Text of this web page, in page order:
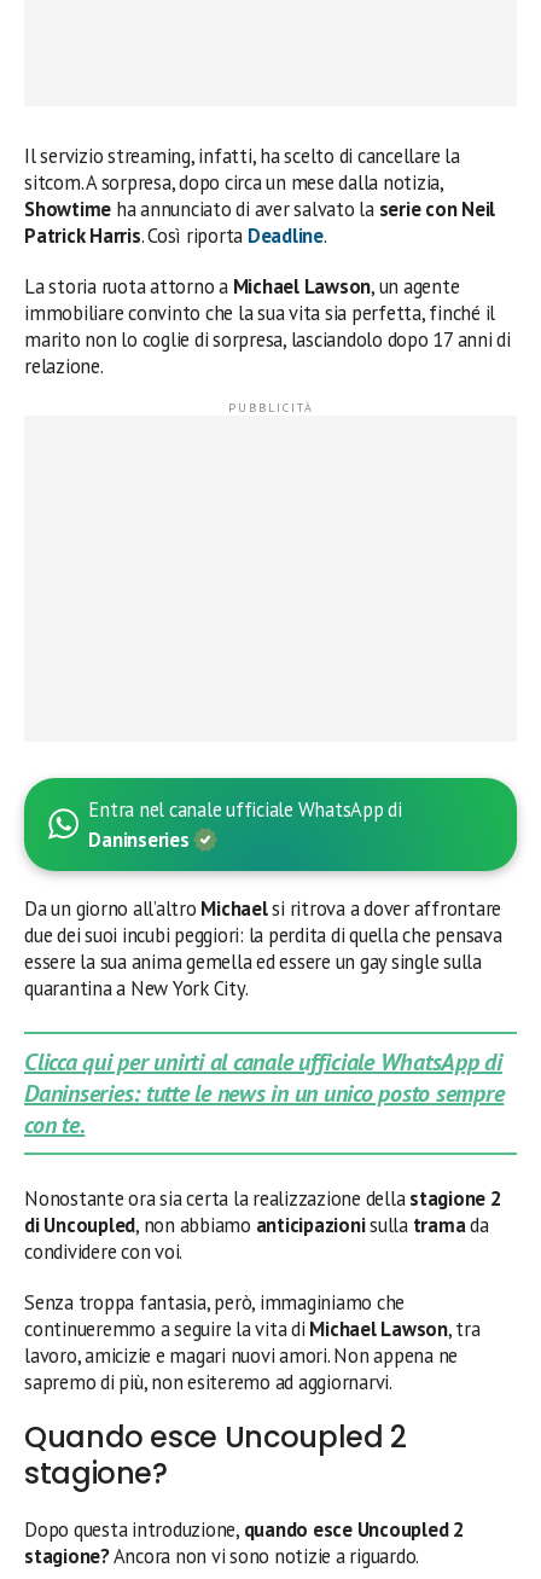
Il servizio streaming, infatti, ha scelto di cancellare la
sitcom. A sorpresa, dopo circa un mese dalla notizia,
Showtime ha annunciato di aver salvato la serie con Neil
Patrick Harris. Così riporta Deadline.
La storia ruota attorno a Michael Lawson, un agente
immobiliare convinto che la sua vita sia perfetta, finché il
marito non lo coglie di sorpresa, lasciandolo dopo 17 anni di
relazione.
Entra nel canale ufficiale WhatsApp di
Daninseries
Da un giorno all’altro Michaelsi ritrova a dover affrontare
due dei suoi incubi peggiori: la perdita di quella che pensava
essere la sua anima gemella ed essere un gay single sulla
quarantina a New York City.
Clicca qui per unirti al canale ufficiale WhatsApp di
Daninseries: tutte le news in un unico posto sempre
con te.
Nonostante ora sia certa la realizzazione dellastagione 2
di Uncoupled, non abbiamo anticipazionisulla tramada
condividere con voi.
Senza troppa fantasia, però, immaginiamo che
continueremmo a seguire la vita di MichaelLawson, tra
lavoro, amicizie e magari nuovi amori. Non appena ne
sapremo di più, non esiteremo ad aggiornarvi.
Quando esce Uncoupled 2
stagione?
Dopo questa introduzione, quando esce Uncoupled 2
stagione?Ancora non vi sono notizie a riguardo.